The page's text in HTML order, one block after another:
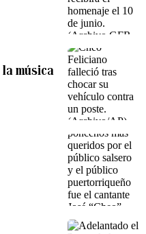
la música